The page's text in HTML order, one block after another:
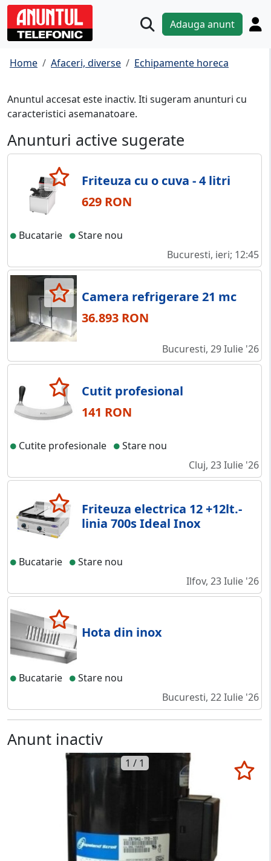
Adauga anunt
Home Afaceri, diverse Echipamente horeca
Anuntul accesat este inactiv. Iti sugeram anunturi cu
caracteristici asemanatoare.
Anunturi active sugerate
Friteuza cu o cuva - 4 litri
629 RON
Bucatarie
Stare nou
Bucuresti, ieri; 12:45
Camera refrigerare 21 mc
36.893 RON
Bucuresti, 29 Iulie '26
Cutit profesional
141 RON
Cutite profesionale
Stare nou
Cluj, 23 Iulie '26
Friteuza electrica 12 +12lt.-
linia 700s Ideal Inox
Bucatarie
Stare nou
Ilfov, 23 Iulie '26
Hota din inox
Bucatarie
Stare nou
Bucuresti, 22 Iulie '26
Anunt inactiv
1 / 1